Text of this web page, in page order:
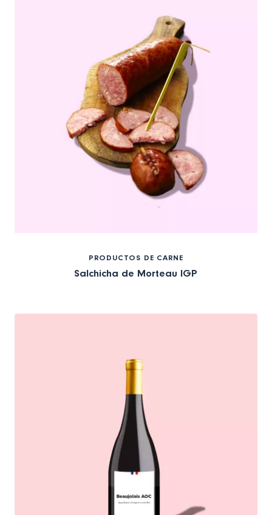
PRODUCTOS DE CARNE
Salchicha de Morteau IGP